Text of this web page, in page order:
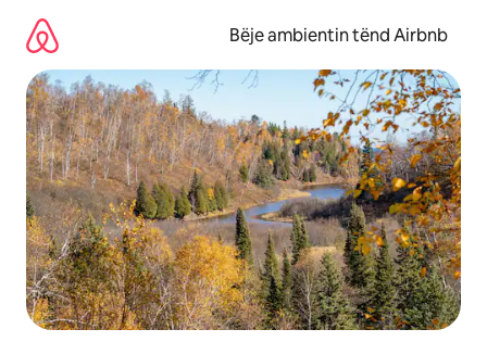
përmbajtja
Bëje ambientin tënd Airbnb